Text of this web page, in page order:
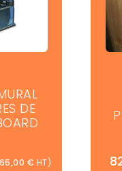
DE
€ HT)